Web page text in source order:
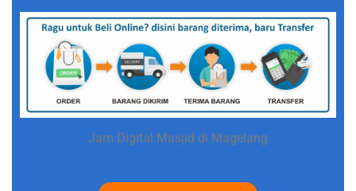
Jam Digital Masjid di Magelang